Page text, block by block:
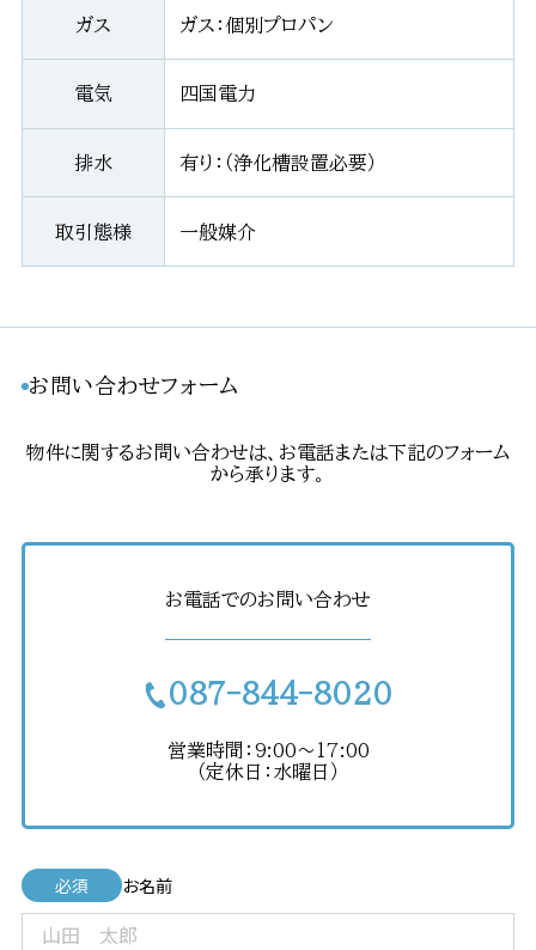
ガス ガス：個別プロパン
電気 四国電力
排水 有り：（浄化槽設置必要）
取引態様 一般媒介
お問い合わせフォーム
物件に関するお問い合わせは、お電話または下記のフォーム
から承ります。
お電話でのお問い合わせ
087-844-8020
営業時間：9:00〜17:00
（定休日：水曜日）
お名前
必須